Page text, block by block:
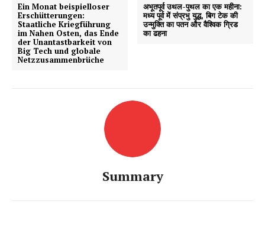
Ein Monat beispielloser
Erschütterungen:
Staatliche Kriegführung
im Nahen Osten, das Ende
der Unantastbarkeit von
Big Tech und globale
Netzzusammenbrüche
अभूतपूर्व उथल-पुथल का एक महीना:
मध्य पूर्व में संप्रभु युद्ध, बिग टेक की
उन्मुक्ति का पतन और वैश्विक ग्रिड
का ढहना
Summary